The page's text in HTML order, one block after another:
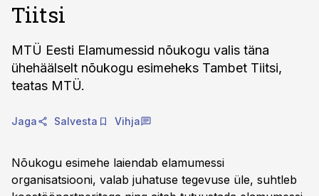
Tiitsi
MTÜ Eesti Elamumessid nõukogu valis täna
ühehäälselt nõukogu esimeheks Tambet Tiitsi,
teatas MTÜ.
Jaga Salvesta Vihja
Nõukogu esimehe laiendab elamumessi
organisatsiooni, valab juhatuse tegevuse üle, suhtleb